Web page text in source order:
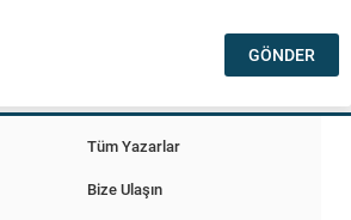
Tüm Yazarlar
Bize Ulaşın